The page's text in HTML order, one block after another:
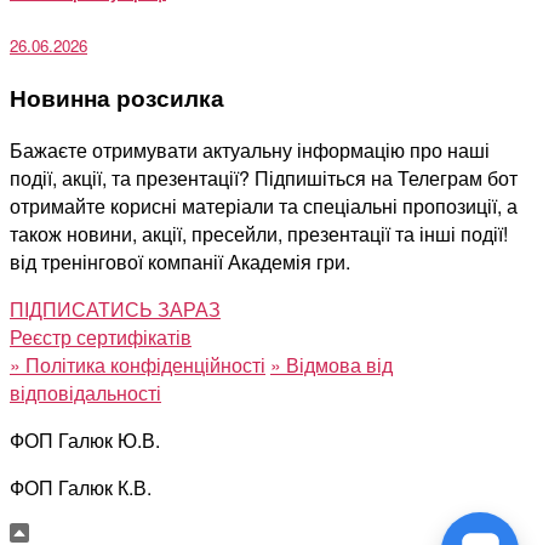
26.06.2026
Новинна розсилка
Бажаєте отримувати актуальну інформацію про наші
події, акції, та презентації? Підпишіться на Телеграм бот
отримайте корисні матеріали та спеціальні пропозиції, а
також новини, акції, пресейли, презентації та інші події!
від тренінгової компанії Академія гри.
ПІДПИСАТИСЬ ЗАРАЗ
Реєстр сертифікатів
» Політика конфіденційності » Відмова від
відповідальності
ФОП Галюк Ю.В.
ФОП Галюк К.В.